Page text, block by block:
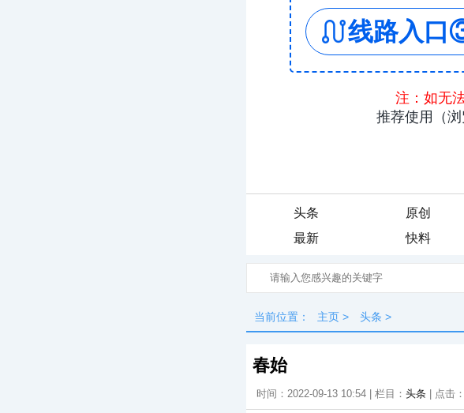
头条 原创
最新
快料
当前位置： 主页 > 头条 >
春始
时间：2022-09-13 10:54 | 栏目： 头条 | 点击：